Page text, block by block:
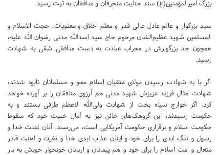
بزرگ امیرالمؤمنین(ع) سند جنایت منحرفان و منافقان به ثبت رسید.
سید بزرگوار و عالم عادل عالی قدر و معلم اخلاق و معنویات، حجت الاسلام و
المسلمین شهید عظیم‌الشان مرحوم حاج سید اسدالله مدنی رضوان الله علیه،
همچون جد بزرگوارش در محراب عبادت به دست منافقی شقی به شهادت
رسید.
اگر با به شهادت رسیدن مولای متقیان اسلام محو و مسلمانان نابود شدند،
شهادت امثال فرزند عزیزش شهید مدنی هم آرزوی منافقان را بر آورده خواهد
کرد. اگر خوارج سیاه بخت از شهادت ولی‌الله الاعظم طرفی بستند و به
حکومت رسیدند، این گروهک‌های خائن نیز به آمال خبیث خود که سقوط
حکومت اسلام و برقراری حکومت آمریکایی است، می‌رسند. آنان لعنت خدا و
رسول و ننگ ابدی را برای خود و اینان عذاب ابدی خدا و نفرت و لعنت قادر
متعال و امت اسلام را برای خود و هم پیمانان و اربابان خونخوار خویش به بار